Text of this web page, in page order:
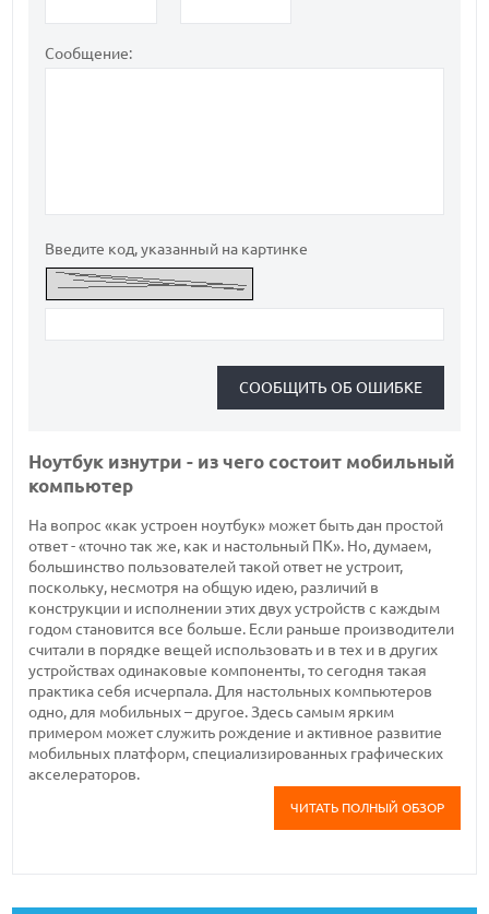
Сообщение:
Введите код, указанный на картинке
Ноутбук изнутри - из чего состоит мобильный
компьютер
На вопрос «как устроен ноутбук» может быть дан простой
ответ - «точно так же, как и настольный ПК». Но, думаем,
большинство пользователей такой ответ не устроит,
поскольку, несмотря на общую идею, различий в
конструкции и исполнении этих двух устройств с каждым
годом становится все больше. Если раньше производители
считали в порядке вещей использовать и в тех и в других
устройствах одинаковые компоненты, то сегодня такая
практика себя исчерпала. Для настольных компьютеров
одно, для мобильных – другое. Здесь самым ярким
примером может служить рождение и активное развитие
мобильных платформ, специализированных графических
акселераторов.
ЧИТАТЬ ПОЛНЫЙ ОБЗОР